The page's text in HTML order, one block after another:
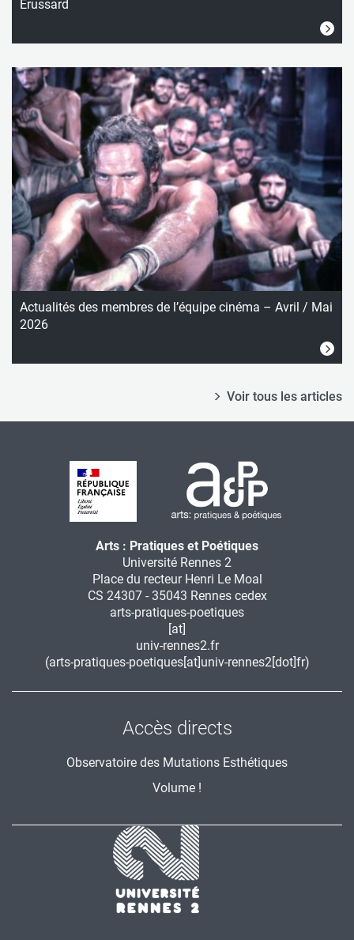
Erussard
Actualités des membres de l’équipe cinéma – Avril / Mai
2026
Voir tous les articles
Arts : Pratiques et Poétiques
Université Rennes 2
Place du recteur Henri Le Moal
CS 24307 - 35043 Rennes cedex
arts-pratiques-poetiques
[at]
univ-rennes2.fr
(arts-pratiques-poetiques[at]univ-rennes2[dot]fr)
Accès directs
Observatoire des Mutations Esthétiques
Volume !